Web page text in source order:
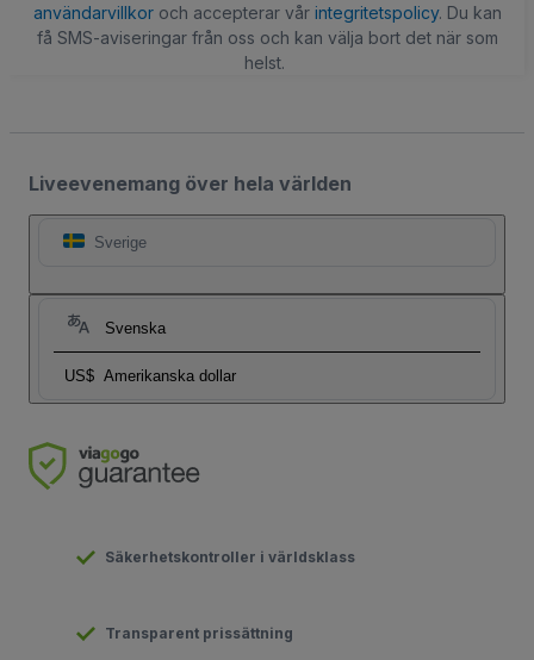
användarvillkoroch accepterar vår integritetspolicy. Du kan
få SMS-aviseringar från oss och kan välja bort det när som
helst.
Liveevenemang över hela världen
Sverige
Svenska
US$ Amerikanska dollar
Säkerhetskontroller i världsklass
Transparent prissättning